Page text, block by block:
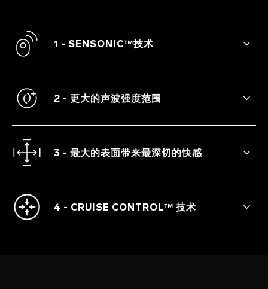
1 - SENSONIC™技术
此玩具利用回荡到阴蒂内部结构的声波脉
2 - 更大的声波强度范围
因为满足感是不会太多或太少的。
3 - 最大的表面带来最深切的快感
更柔软、更深而更大的口部從里到外地令人
4 - CRUISE CONTROL™ 技术